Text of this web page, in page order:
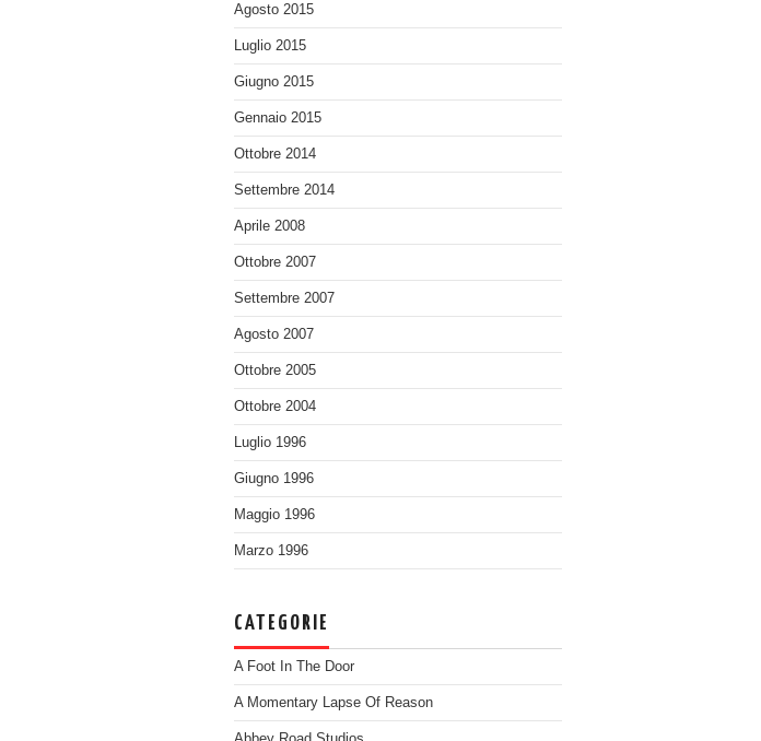
Agosto 2015
Luglio 2015
Giugno 2015
Gennaio 2015
Ottobre 2014
Settembre 2014
Aprile 2008
Ottobre 2007
Settembre 2007
Agosto 2007
Ottobre 2005
Ottobre 2004
Luglio 1996
Giugno 1996
Maggio 1996
Marzo 1996
CATEGORIE
A Foot In The Door
A Momentary Lapse Of Reason